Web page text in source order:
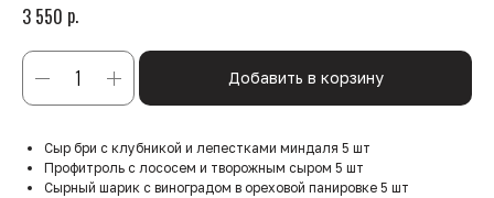
3 550 р.
Добавить в корзину
Сыр бри с клубникой и лепестками миндаля 5 шт
Профитроль с лососем и творожным сыром 5 шт
Сырный шарик с виноградом в ореховой панировке 5 шт